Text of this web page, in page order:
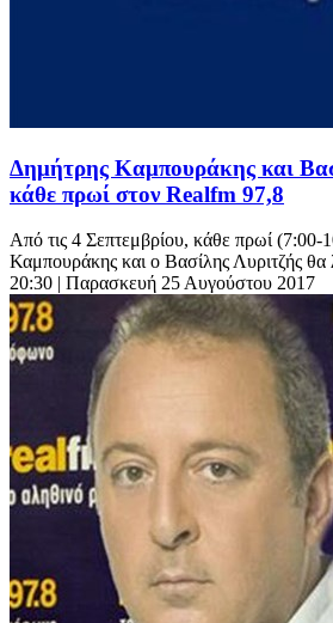
Δημήτρης Καμπουράκης και
κάθε πρωί στον Realfm 97,8
Από τις 4 Σεπτεμβρίου, κάθε πρωί (7:00-
Καμπουράκης και ο Βασίλης Λυριτζής
20:30 | Παρασκευή 25 Αυγούστου 2017